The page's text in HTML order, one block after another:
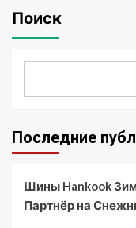
Поиск
Последние
Шины Hankook
Партнёр на